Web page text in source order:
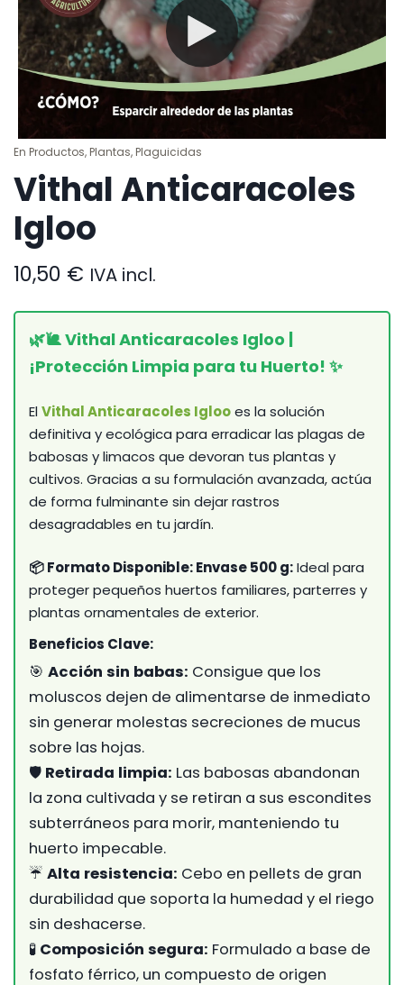
En Productos, Plantas, Plaguicidas
Vithal Anticaracoles
Igloo
10,50 € IVA incl.
🌿🐌 Vithal Anticaracoles Igloo |
¡Protección Limpia para tu Huerto! ✨
ElVithal Anticaracoles Iglooes la solución
definitiva y ecológica para erradicar las plagas de
babosas y limacos que devoran tus plantas y
cultivos. Gracias a su formulación avanzada, actúa
de forma fulminante sin dejar rastros
desagradables en tu jardín.
📦 Formato Disponible: Envase 500 g:Ideal para
proteger pequeños huertos familiares, parterres y
plantas ornamentales de exterior.
Beneficios Clave:
🎯 Acción sin babas: Consigue que los
moluscos dejen de alimentarse de inmediato
sin generar molestas secreciones de mucus
sobre las hojas.
🛡️ Retirada limpia: Las babosas abandonan
la zona cultivada y se retiran a sus escondites
subterráneos para morir, manteniendo tu
huerto impecable.
☔ Alta resistencia: Cebo en pellets de gran
durabilidad que soporta la humedad y el riego
sin deshacerse.
🧪 Composición segura: Formulado a base de
fosfato férrico, un compuesto de origen